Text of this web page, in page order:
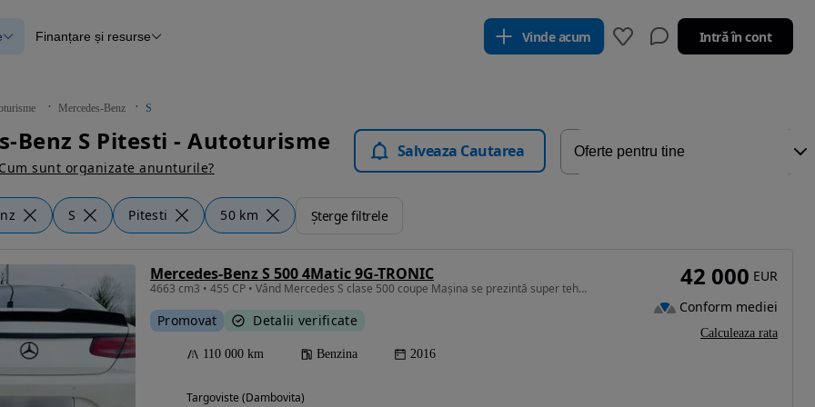
verificate
Blog Autovit.ro
Finanțare și resurse Vinde acum Intră în cont
Mercedes-Benz S
Benz S Pitesti - Autoturisme
Cum sunt organizate anunturile?
Salveaza Cautarea
S Pitesti 50 km Șterge filtrele
Mercedes-Benz S 500 4Matic 9G-TRONIC
4663 cm3 • 455 CP • Vând Mercedes S clase 500 coupe Mașina se prezintă super tehnic și es
Promovat Detalii verificate
110 000 km Benzina 2016
Targoviste (Dambovita)
42 000 EUR
Conform mediei
Calculeaza rata